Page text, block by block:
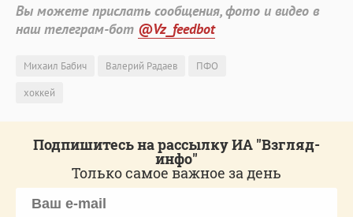
Вы можете прислать сообщения, фото и видео в
наш телеграм-бот @Vz_feedbot
Михаил Бабич Валерий Радаев
ПФО
хоккей
Подпишитесь на рассылку ИА "Взгляд-
инфо"
Только самое важное за день